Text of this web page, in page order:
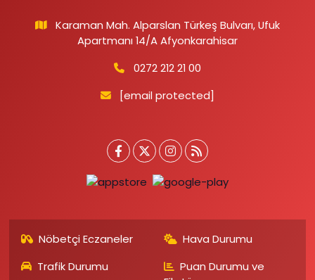
Karaman Mah. Alparslan Türkeş Bulvarı, Ufuk
Apartmanı 14/A Afyonkarahisar
0272 212 21 00
[email protected]
Nöbetçi Eczaneler
Hava Durumu
Trafik Durumu
Puan Durumu ve